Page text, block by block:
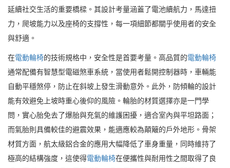
延續社交生活的重要橋樑。其設計考量涵蓋了電池續航力，馬達扭
力，爬坡能力以及座椅的支撐性，每一項細節都關乎使用者的安全
與舒適。
在電動輪椅的技術規格中，安全性是首要考量。高品質的電動輪椅
通常配備有智慧型電磁煞車系統，當使用者鬆開控制器時，車輛能
自動平穩煞停，防止在斜坡上發生滑動意外。此外，防傾輪的設計
能有效避免上坡時重心後仰的風險。輪胎的材質選擇亦是一門學
問，實心胎免去了爆胎與充氣的維護困擾，適合室內與平坦路面；
而氣胎則具備較佳的避震效果，能適應較為顛簸的戶外地形。骨架
材質方面，航太級鋁合金的應用大幅降低了車身重量，同時維持了
極高的結構強度，這使得電動輪椅在便攜性與耐用性之間取得了良